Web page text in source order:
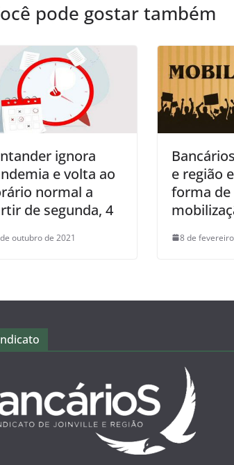
pode gostar também
ignora
e volta ao
normal a
de segunda, 4
outubro de 2021
e região
forma de
8 de